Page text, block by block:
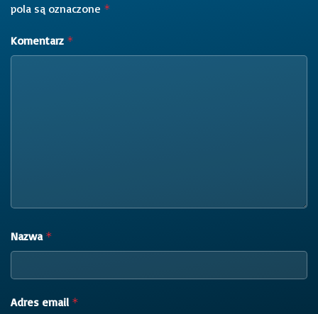
pola są oznaczone *
Komentarz *
Nazwa *
Adres email *